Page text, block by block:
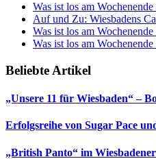
Was ist los am
Auf und Zu: Wiesbadens
Was ist los am
Was ist los am
Beliebte Artikel
„Unsere 11 für Wiesbaden“ –
Erfolgsreihe von Sugar Pace
„British Panto“ im